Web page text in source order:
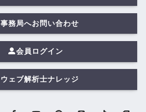
事務局へお問い合わせ
会員ログイン
ウェブ解析士ナレッジ